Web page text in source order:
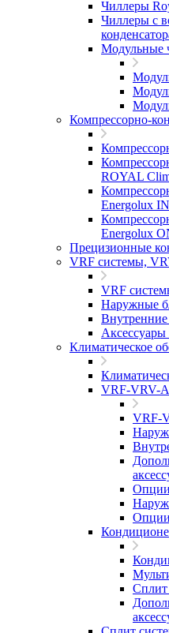
Чиллеры
Чиллеры с
Модульные
Компрессорно-
ROYAL
Energolux
Energolux
Прецизионные
VRF системы,
VRF
Наружные
Климатическое
VRF-VRV-
VRF-
Опции
Сплит